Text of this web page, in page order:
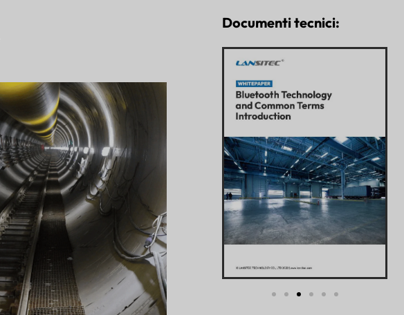
Documenti tecnici: